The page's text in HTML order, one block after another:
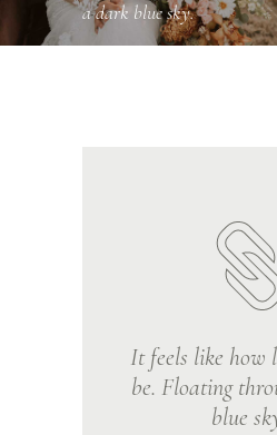
a dark blue sky.
It feels like how
be. Floating
blue